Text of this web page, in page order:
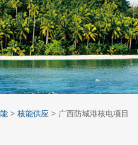
> 核能供应 > 广西防城港核电项目